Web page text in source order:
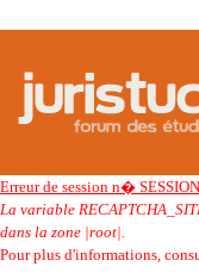
Erreur de session n�
La variable
dans la zone |root|.
Pour plus d'informations,